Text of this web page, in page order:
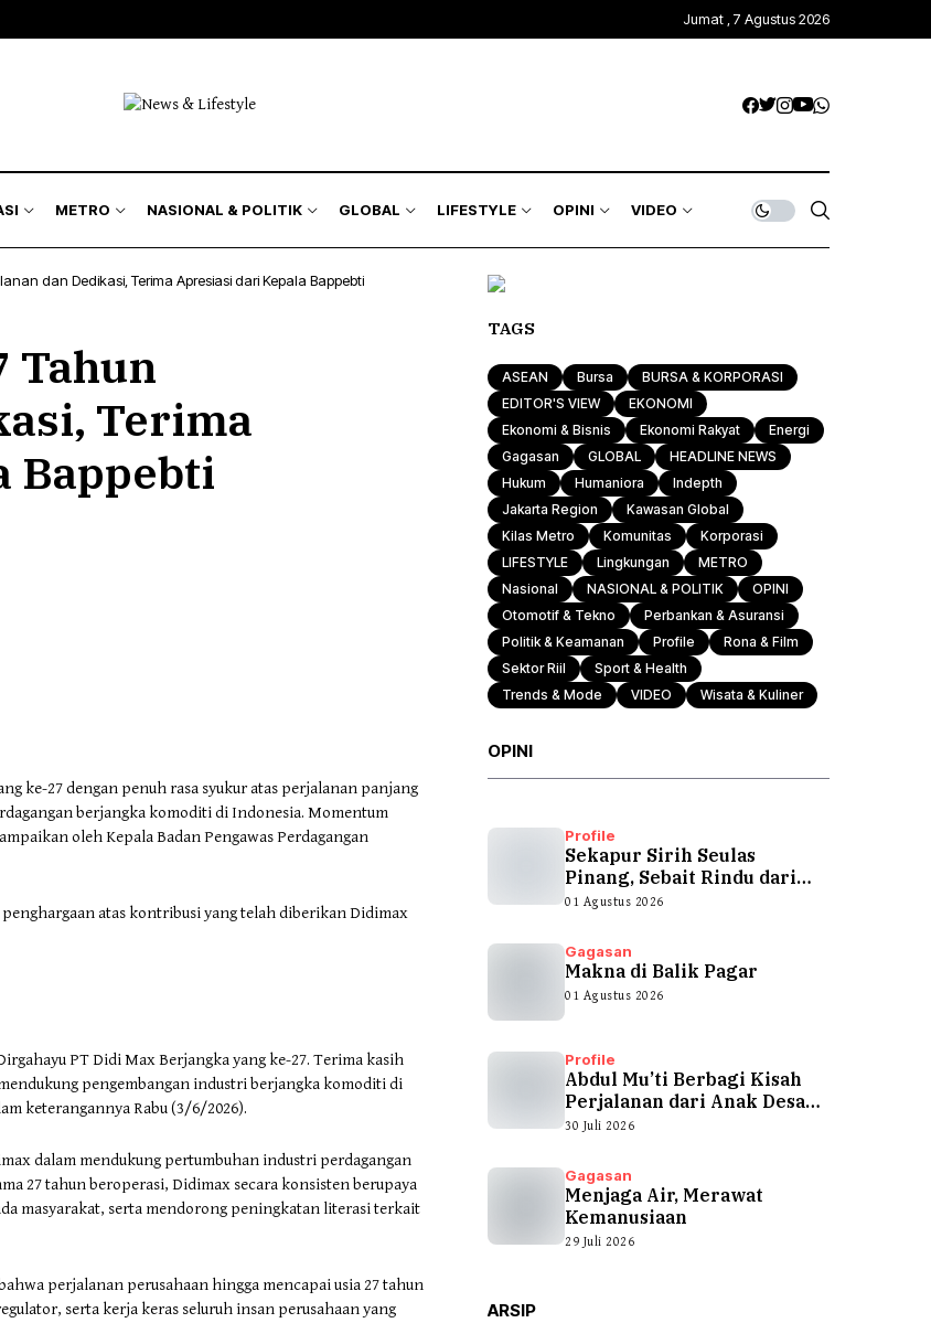
Jumat , 7 Agustus 2026
METRO NASIONAL & POLITIK GLOBAL LIFESTYLE
Wisata & Kuliner
Komunitas
Sport & Health
Otomotif & Tekno
OPINI
Indepth
VIDEO
Kilas Metro
dan Dedikasi, Terima Apresiasi dari Kepala Bappebti
Tahun
Terima
Bappebti
ke-27 dengan penuh rasa syukur atas perjalanan panjang
berjangka komoditi di Indonesia. Momentum
oleh Kepala Badan Pengawas Perdagangan
atas kontribusi yang telah diberikan Didimax
PT Didi Max Berjangka yang ke-27. Terima kasih
pengembangan industri berjangka komoditi di
keterangannya Rabu (3/6/2026).
dalam mendukung pertumbuhan industri perdagangan
27 tahun beroperasi, Didimax secara konsisten berupaya
masyarakat, serta mendorong peningkatan literasi terkait
perjalanan perusahaan hingga mencapai usia 27 tahun
serta kerja keras seluruh insan perusahaan yang
TAGS
ASEAN Bursa
BURSA & KORPORASI
EDITOR'S VIEW
EKONOMI
Ekonomi & Bisnis
Ekonomi Rakyat
Energi
Gagasan
GLOBAL
HEADLINE NEWS
Hukum
Humaniora
Indepth
Jakarta Region
Kawasan Global
Kilas Metro
Komunitas
Korporasi
LIFESTYLE
Lingkungan
METRO
Nasional
NASIONAL & POLITIK
OPINI
Otomotif & Tekno
Perbankan & Asuransi
Politik & Keamanan
Profile
Rona & Film
Sektor Riil
Sport & Health
Trends & Mode
VIDEO Wisata & Kuliner
OPINI
Profile
Sekapur Sirih Seulas
Pinang, Sebait Rindu dari
Tepian Teluk
01 Agustus 2026
Gagasan
Makna di Balik Pagar
01 Agustus 2026
Profile
Abdul Mu’ti Berbagi Kisah
Perjalanan dari Anak Desa
hingga...
30 Juli 2026
Gagasan
Menjaga Air, Merawat
Kemanusiaan
29 Juli 2026
ARSIP